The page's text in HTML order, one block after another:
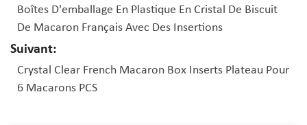
Boîtes D'emballage En Plastique En Cristal De Biscuit
De Macaron Français Avec Des Insertions
Suivant:
Crystal Clear French Macaron Box Inserts Plateau Pour
6 Macarons PCS